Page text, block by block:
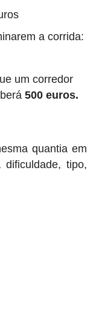
a corrida:
um corredor
500 euros.
quantia em
dificuldade, tipo,